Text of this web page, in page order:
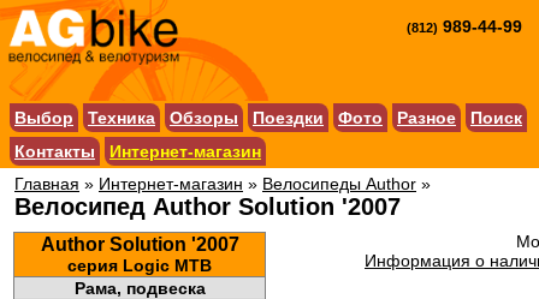
(812) 989-44-99
Выбор Техника Обзоры Поездки Фото Разное
Поиск
Контакты
Интернет-магазин
Главная » Интернет-магазин » Велосипеды Author »
Велосипед Author Solution '2007
Author Solution '2007
серия Logic MTB
Рама, подвеска
Информация о